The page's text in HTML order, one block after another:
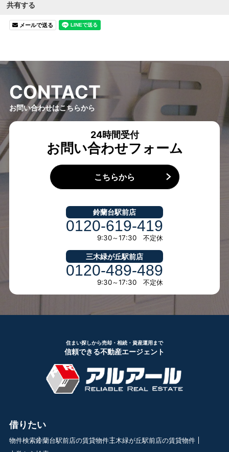
共有する
メールで送る
CONTACT
お問い合わせはこちらから
24時間受付
お問い合わせフォーム
こちらから
鈴蘭台駅前店
0120-619-419
9:30～17:30 不定休
三木緑が丘駅前店
0120-489-489
9:30～17:30 不定休
住まい探しから売却・相続・資産運用まで
信頼できる不動産エージェント
借りたい
物件検索鈴蘭台駅前店の賃貸物件三木緑が丘駅前店の賃貸物件